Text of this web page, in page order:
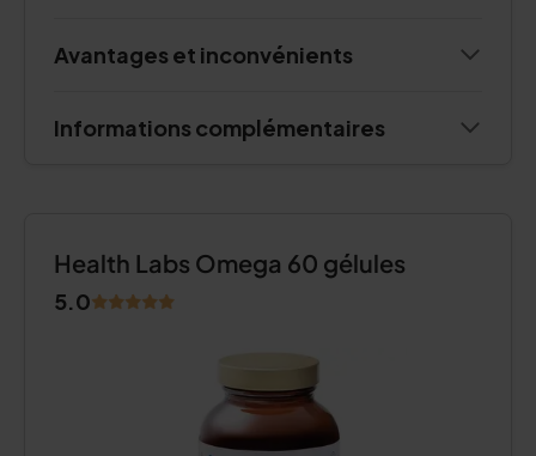
Avantages et inconvénients
Informations complémentaires
Health Labs Omega 60 gélules
5.0